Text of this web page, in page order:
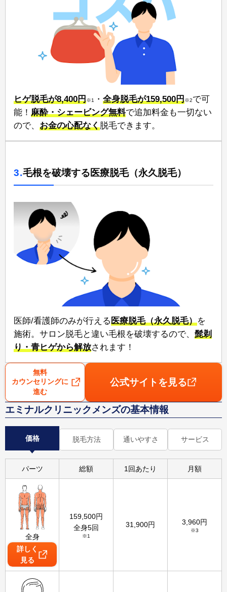
ヒゲ脱毛が8,400円※1 ⁠⁠・ 全身脱毛が159,500円※2⁠⁠で可
能！⁠ 麻酔・シェービング無料で追加料金も一切ない
ので、⁠ お金の心配なく⁠脱毛できます。
3.毛根を破壊する医療脱毛（永久脱毛）
医師/看護師のみが行える⁠医療脱毛（永久脱毛）⁠を
施術。サロン脱毛と違い毛根を破壊するので、⁠ 髭剃
り・青ヒゲから解放⁠されます！
無料
カウンセリングに
進む
公式サイトを見る
エミナルクリニックメンズの基本情報
価格 脱毛方法 通いやすさ サービス
パーツ 総額 1回あたり 月額
全身
詳しく
見る
159,500円
全身5回
※1
31,900円 3,960円
※3